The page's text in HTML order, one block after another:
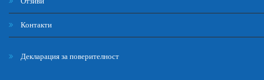
Контакти
Декларация за поверителност